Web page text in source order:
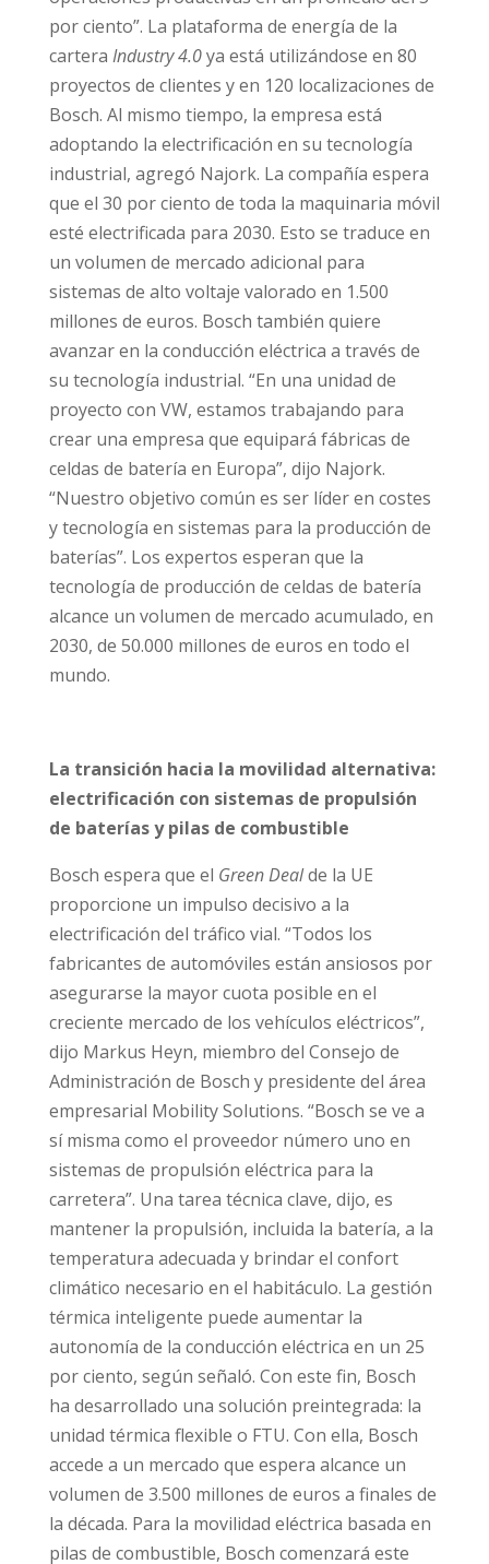
por ciento”. La plataforma de energía de la
cartera Industry 4.0ya está utilizándose en 80
proyectos de clientes y en 120 localizaciones de
Bosch. Al mismo tiempo, la empresa está
adoptando la electrificación en su tecnología
industrial, agregó Najork. La compañía espera
que el 30 por ciento de toda la maquinaria móvil
esté electrificada para 2030. Esto se traduce en
un volumen de mercado adicional para
sistemas de alto voltaje valorado en 1.500
millones de euros. Bosch también quiere
avanzar en la conducción eléctrica a través de
su tecnología industrial. “En una unidad de
proyecto con VW, estamos trabajando para
crear una empresa que equipará fábricas de
celdas de batería en Europa”, dijo Najork.
“Nuestro objetivo común es ser líder en costes
y tecnología en sistemas para la producción de
baterías”. Los expertos esperan que la
tecnología de producción de celdas de batería
alcance un volumen de mercado acumulado, en
2030, de 50.000 millones de euros en todo el
mundo.
La transición hacia la movilidad alternativa:
electrificación con sistemas de propulsión
de baterías y pilas de combustible
Bosch espera que el Green Dealde la UE
proporcione un impulso decisivo a la
electrificación del tráfico vial. “Todos los
fabricantes de automóviles están ansiosos por
asegurarse la mayor cuota posible en el
creciente mercado de los vehículos eléctricos”,
dijo Markus Heyn, miembro del Consejo de
Administración de Bosch y presidente del área
empresarial Mobility Solutions. “Bosch se ve a
sí misma como el proveedor número uno en
sistemas de propulsión eléctrica para la
carretera”. Una tarea técnica clave, dijo, es
mantener la propulsión, incluida la batería, a la
temperatura adecuada y brindar el confort
climático necesario en el habitáculo. La gestión
térmica inteligente puede aumentar la
autonomía de la conducción eléctrica en un 25
por ciento, según señaló. Con este fin, Bosch
ha desarrollado una solución preintegrada: la
unidad térmica flexible o FTU. Con ella, Bosch
accede a un mercado que espera alcance un
volumen de 3.500 millones de euros a finales de
la década. Para la movilidad eléctrica basada en
pilas de combustible, Bosch comenzará este